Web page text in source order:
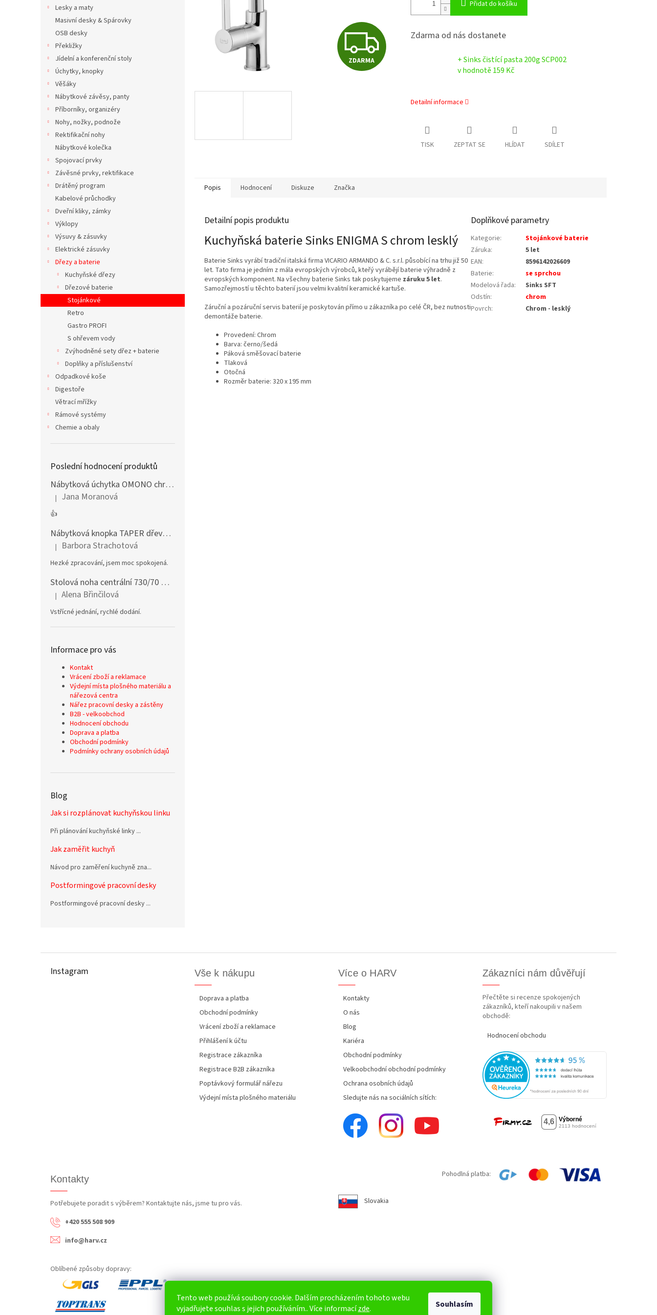
Tento web používá soubory cookie. Dalším procházením tohoto webu
vyjadřujete souhlas s jejich používáním.. Více informacízde. Souhlasím
Lesky a maty
Masivní desky & Spárovky
OSB desky
Překližky
Jídelní a konferenční stoly
Úchytky, knopky
Věšáky
Nábytkové závěsy, panty
Příborníky, organizéry
Nohy, nožky, podnože
Rektifikační nohy
Nábytkové kolečka
Spojovací prvky
Závěsné prvky, rektifikace
Drátěný program
Kabelové průchodky
Dveřní kliky, zámky
Výklopy
Výsuvy & zásuvky
Elektrické zásuvky
Dřezy a baterie
Kuchyňské dřezy
Dřezové baterie
Stojánkové
Retro
Gastro PROFI
S ohřevem vody
Zvýhodněné sety dřez + baterie
Doplňky a příslušenství
Odpadkové koše
Digestoře
Větrací mřížky
Rámové systémy
Chemie a obaly
Poslední hodnocení produktů
Nábytková úchytka OMONO chrom lesklý
Hodnocení produktu je 5 z 5 hvězdiček.
| Jana Moranová
👍
Nábytková knopka TAPER dřevěná dub lakovaný
Hodnocení produktu je 5 z 5 hvězdiček.
| Barbora Strachotová
Hezké zpracování, jsem moc spokojená.
Stolová noha centrální 730/70 mm stříbrná
Hodnocení produktu je 5 z 5 hvězdiček.
| Alena Břinčilová
Vstřícné jednání, rychlé dodání.
Informace pro vás
Kontakt
Vrácení zboží a reklamace
Výdejní místa plošného materiálu a
nářezová centra
Nářez pracovní desky a zástěny
B2B - velkoobchod
Hodnocení obchodu
Doprava a platba
Obchodní podmínky
Podmínky ochrany osobních údajů
Blog
Jak si rozplánovat kuchyňskou linku
Při plánování kuchyňské linky ...
Jak zaměřit kuchyň
Návod pro zaměření kuchyně zna...
Postformingové pracovní desky
Postformingové pracovní desky ...
Z
D
ZDARMA
Přidat do košíku
Zdarma od nás dostanete
+ Sinks čistící pasta 200g SCP002
v hodnotě 159 Kč
Detailní informace
TISK ZEPTAT SE HLÍDAT SDÍLET
Popis Hodnocení Diskuze Značka
Detailní popis produktu
Kuchyňská baterie Sinks ENIGMA S chrom lesklý
Baterie Sinks vyrábí tradiční italská firma VICARIO ARMANDO & C. s.r.l. působící na trhu již 50
let. Tato firma je jedním z mála evropských výrobců, kteřý vyrábějí baterie výhradně z
evropských komponent. Na všechny baterie Sinks tak poskytujeme záruku 5 let.
Samozřejmostí u těchto baterií jsou velmi kvalitní keramické kartuše.
Záruční a pozáruční servis baterií je poskytován přímo u zákazníka po celé ČR, bez nutnosti
demontáže baterie.
Provedení: Chrom
Barva: černo/šedá
Páková směšovací baterie
Tlaková
Otočná
Rozměr baterie: 320 x 195 mm
Doplňkové parametry
Kategorie:
Stojánkové baterie
Záruka:
5 let
EAN:
8596142026609
Baterie:
se sprchou
Modelová řada:
Sinks SFT
Odstín:
chrom
Povrch: Chrom - lesklý
Instagram Vše k nákupu
Doprava a platba
Obchodní podmínky
Vrácení zboží a reklamace
Přihlášení k účtu
Registrace zákazníka
Registrace B2B zákazníka
Poptávkový formulář nářezu
Výdejní místa plošného materiálu
Více o HARV
Kontakty
O nás
Blog
Kariéra
Obchodní podmínky
Velkoobchodní obchodní podmínky
Ochrana osobních údajů
Sledujte nás na sociálních sítích:
Zákazníci nám důvěřují
Přečtěte si recenze spokojených
zákazníků, kteří nakoupili v našem
obchodě:
Hodnocení obchodu
Kontakty
Potřebujete poradit s výběrem? Kontaktujte nás, jsme tu pro vás.
+420 555 508 909
info@harv.cz
Pohodlná platba:
Slovakia
Oblíbené způsoby dopravy: